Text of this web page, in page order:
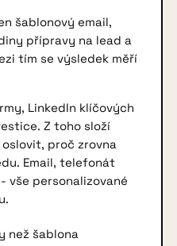
šablonový email,
přípravy na lead a
tím se výsledek měří
LinkedIn klíčových
Z toho složí
proč zrovna
Email, telefonát
vše personalizované
než šablona